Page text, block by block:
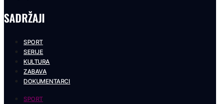
SADRŽAJI
SPORT
SERIJE
KULTURA
ZABAVA
DOKUMENTARCI
SPORT